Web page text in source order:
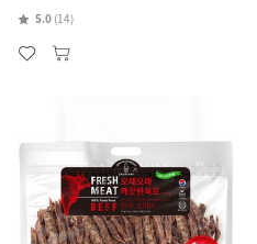
5.0 (14)